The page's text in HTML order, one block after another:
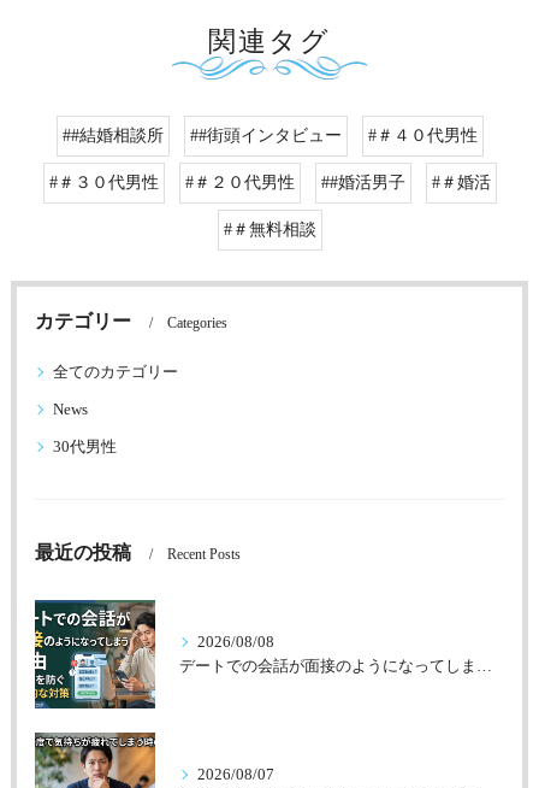
関連タグ
##結婚相談所 ##街頭インタビュー #＃４０代男性
#＃３０代男性 #＃２０代男性 ##婚活男子 #＃婚活
#＃無料相談
カテゴリー Categories
全てのカテゴリー
News
30代男性
最近の投稿 Recent Posts
2026/08/08
デートでの会話が面接のようになってしまう理由
2026/08/07